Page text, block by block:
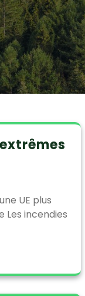
UE plus
Les incendies